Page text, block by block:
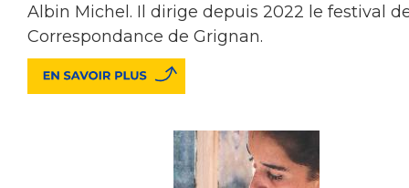
Albin Michel. Il dirige depuis 2022 le festival
Correspondance de Grignan.